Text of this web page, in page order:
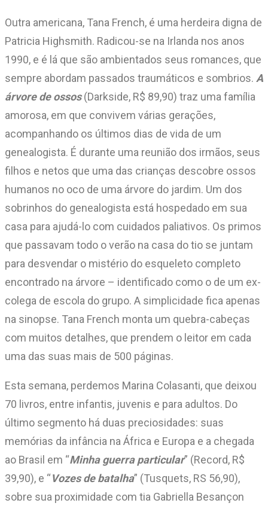
Outra americana, Tana French, é uma herdeira digna de
Patricia Highsmith. Radicou-se na Irlanda nos anos
1990, e é lá que são ambientados seus romances, que
sempre abordam passados traumáticos e sombrios. A
árvore de ossos(Darkside, R$ 89,90) traz uma família
amorosa, em que convivem várias gerações,
acompanhando os últimos dias de vida de um
genealogista. É durante uma reunião dos irmãos, seus
filhos e netos que uma das crianças descobre ossos
humanos no oco de uma árvore do jardim. Um dos
sobrinhos do genealogista está hospedado em sua
casa para ajudá-lo com cuidados paliativos. Os primos
que passavam todo o verão na casa do tio se juntam
para desvendar o mistério do esqueleto completo
encontrado na árvore – identificado como o de um ex-
colega de escola do grupo. A simplicidade fica apenas
na sinopse. Tana French monta um quebra-cabeças
com muitos detalhes, que prendem o leitor em cada
uma das suas mais de 500 páginas.
Esta semana, perdemos Marina Colasanti, que deixou
70 livros, entre infantis, juvenis e para adultos. Do
último segmento há duas preciosidades: suas
memórias da infância na África e Europa e a chegada
ao Brasil em “Minha guerra particular” (Record, R$
39,90), e “Vozes de batalha” (Tusquets, RS 56,90),
sobre sua proximidade com tia Gabriella Besançon